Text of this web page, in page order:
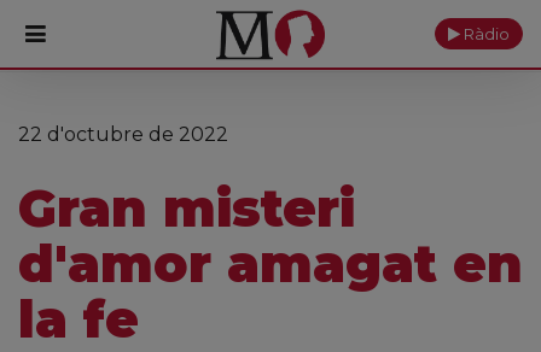
PORTADA
Actualitat
Ràdio
22 d'octubre de 2022
Gran misteri
d'amor amagat en
la fe